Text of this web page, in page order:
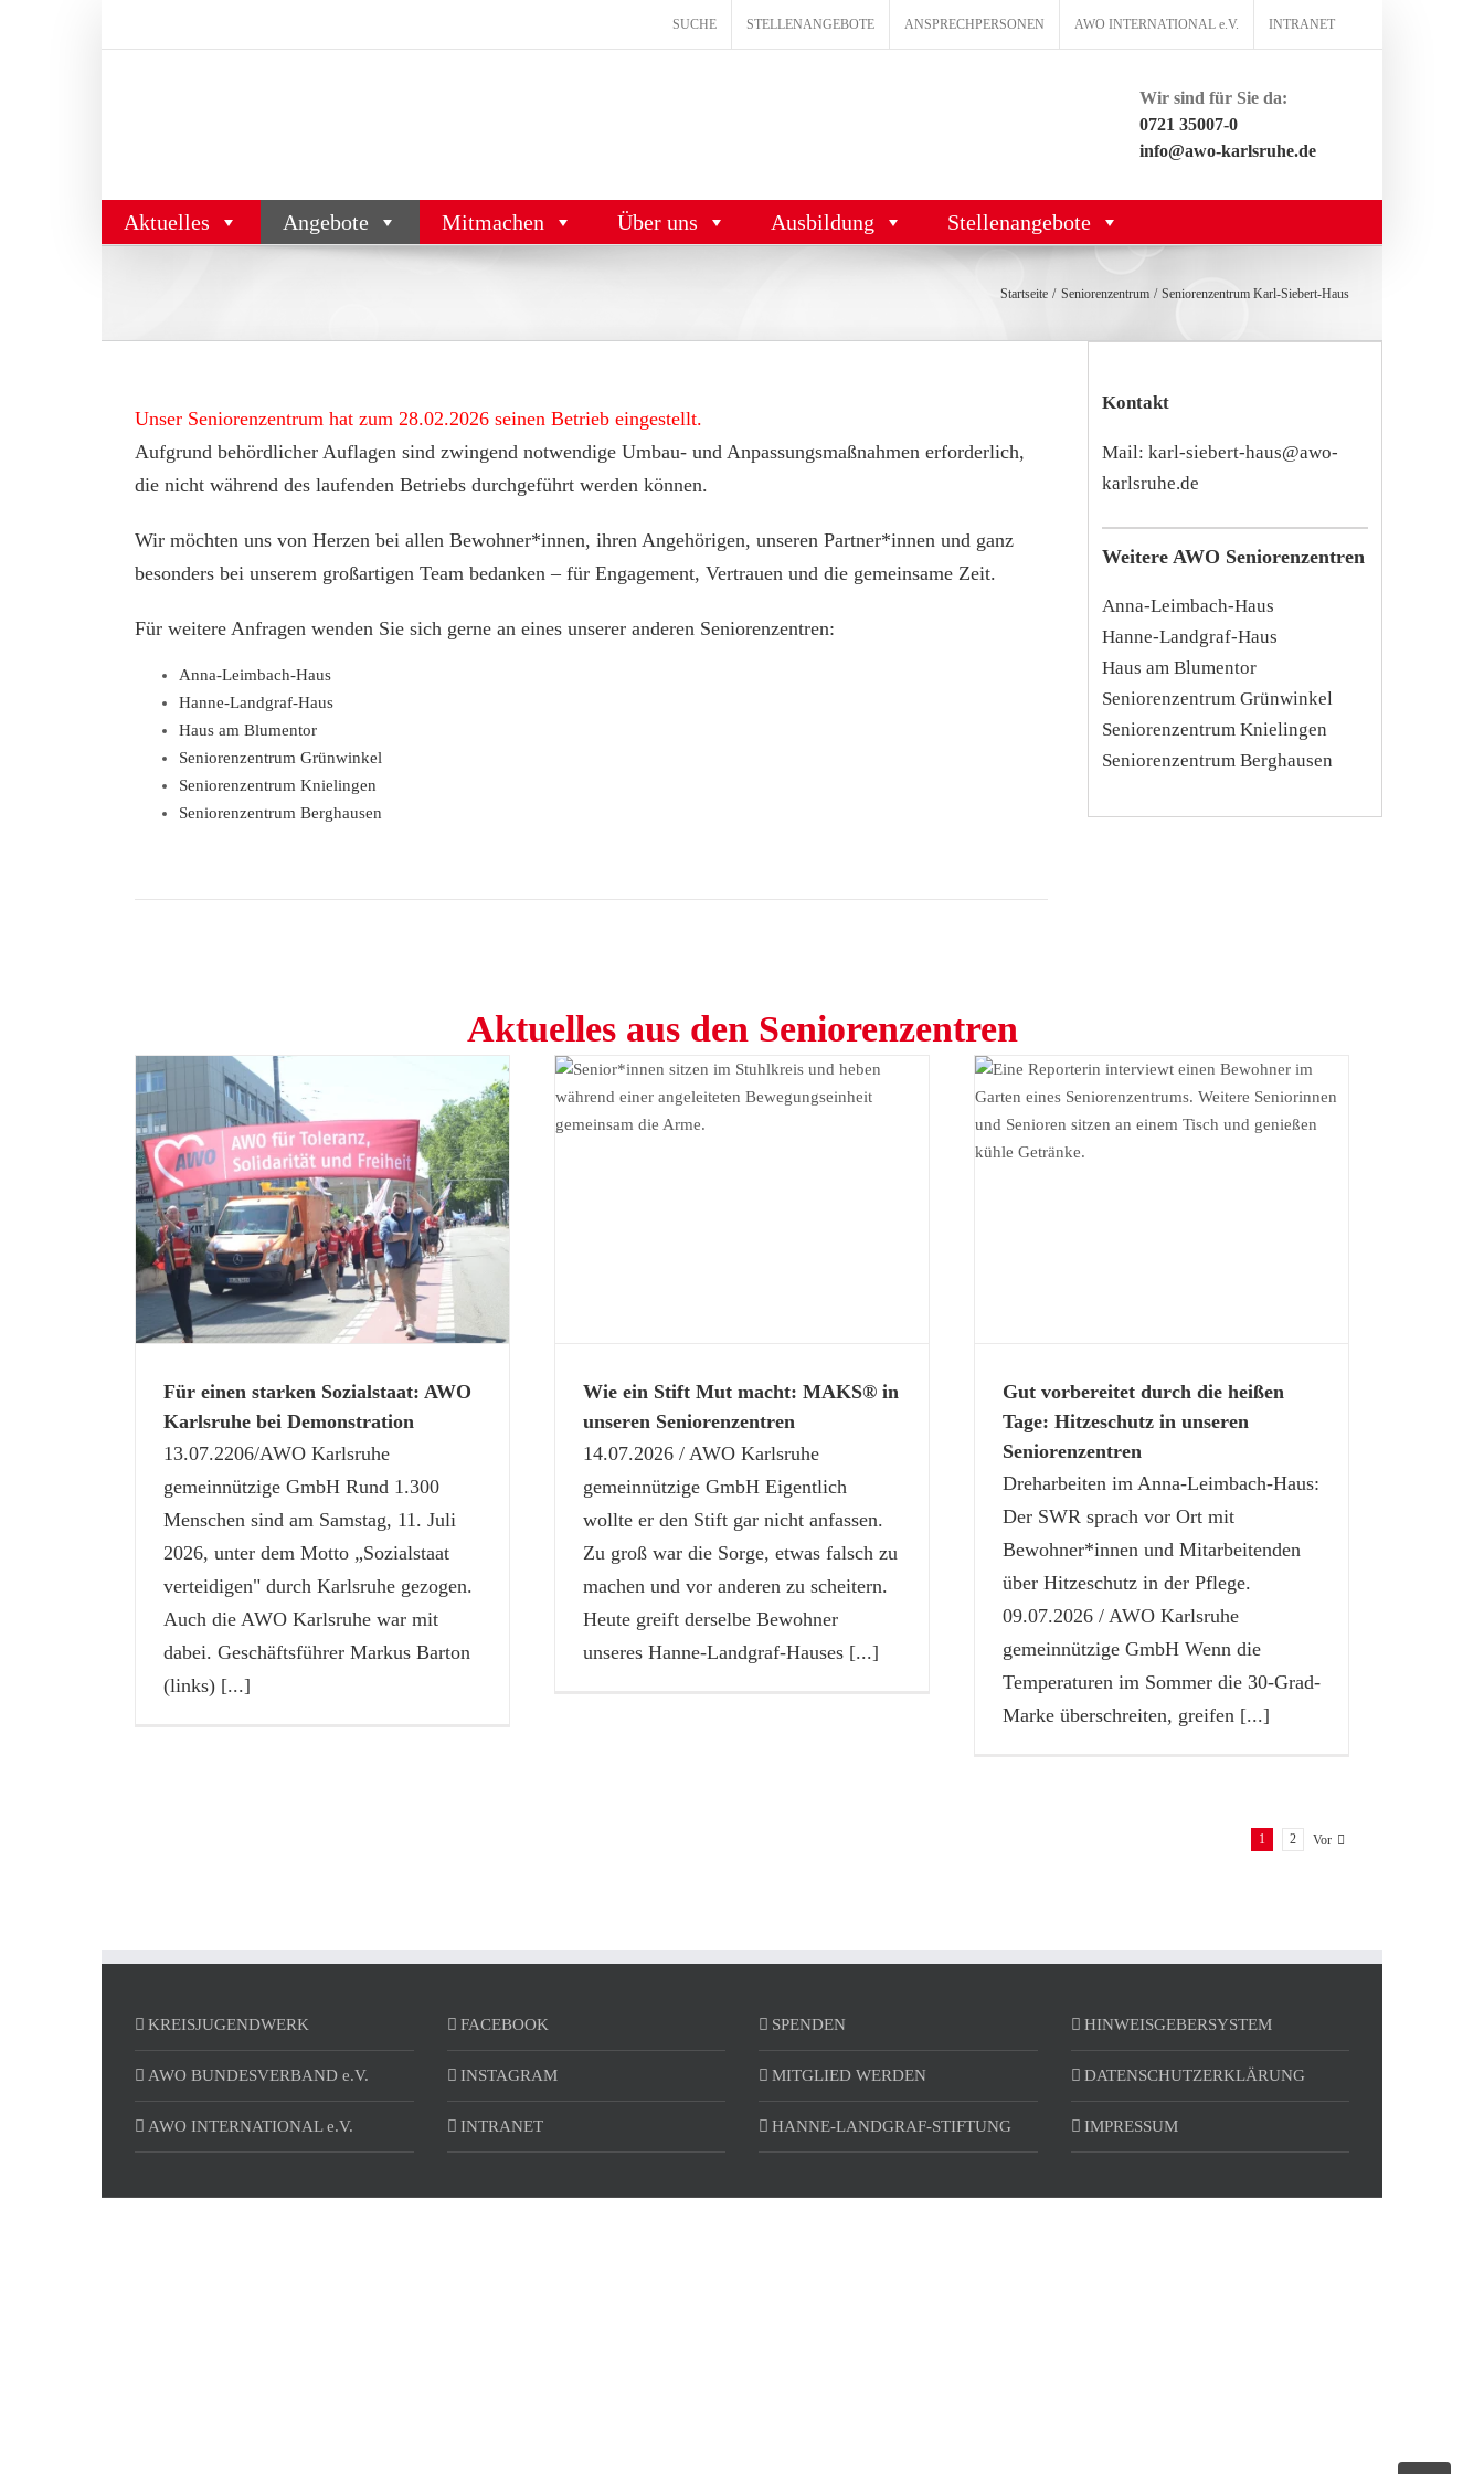
SUCHE STELLENANGEBOTE ANSPRECHPERSONEN AWO INTERNATIONAL e.V. INTRANET
Wir sind für Sie da:
0721 35007-0
info@awo-karlsruhe.de
Aktuelles Angebote Mitmachen Über uns Ausbildung Stellenangebote
Startseite Seniorenzentrum Seniorenzentrum Karl-Siebert-Haus
Unser Seniorenzentrum hat zum 28.02.2026 seinen Betrieb eingestellt.
Aufgrund behördlicher Auflagen sind zwingend notwendige Umbau- und Anpassungsmaßnahmen erforderlich,
die nicht während des laufenden Betriebs durchgeführt werden können.
Wir möchten uns von Herzen bei allen Bewohner*innen, ihren Angehörigen, unseren Partner*innen und ganz
besonders bei unserem großartigen Team bedanken – für Engagement, Vertrauen und die gemeinsame Zeit.
Für weitere Anfragen wenden Sie sich gerne an eines unserer anderen Seniorenzentren:
Anna-Leimbach-Haus
Hanne-Landgraf-Haus
Haus am Blumentor
Seniorenzentrum Grünwinkel
Seniorenzentrum Knielingen
Seniorenzentrum Berghausen
Aktuelles aus den Seniorenzentren
Für einen starken Sozialstaat: AWO
Karlsruhe bei Demonstration
13.07.2206/AWO Karlsruhe
gemeinnützige GmbH Rund 1.300
Menschen sind am Samstag, 11. Juli
2026, unter dem Motto „Sozialstaat
verteidigen" durch Karlsruhe gezogen.
Auch die AWO Karlsruhe war mit
dabei. Geschäftsführer Markus Barton
(links)[...]
Wie ein Stift Mut macht: MAKS® in unseren
Seniorenzentren
Aktuelles Gesundheit und Pflege
Wie ein Stift Mut macht: MAKS® in
unseren Seniorenzentren
14.07.2026 / AWO Karlsruhe
gemeinnützige GmbH Eigentlich
wollte er den Stift gar nicht anfassen.
Zu groß war die Sorge, etwas falsch zu
machen und vor anderen zu scheitern.
Heute greift derselbe Bewohner
unseres Hanne-Landgraf-Hauses[...]
Gut vorbereitet durch die heißen
Tage: Hitzeschutz in unseren
Seniorenzentren
Dreharbeiten im Anna-Leimbach-Haus:
Der SWR sprach vor Ort mit
Bewohner*innen und Mitarbeitenden
über Hitzeschutz in der Pflege.
09.07.2026 / AWO Karlsruhe
gemeinnützige GmbH Wenn die
Temperaturen im Sommer die 30-Grad-
Marke überschreiten, greifen [...]
1 2 Vor
Kontakt
Mail: karl-siebert-haus@awo-
karlsruhe.de
Weitere AWO Seniorenzentren
Anna-Leimbach-Haus
Hanne-Landgraf-Haus
Haus am Blumentor
Seniorenzentrum Grünwinkel
Seniorenzentrum Knielingen
Seniorenzentrum Berghausen
KREISJUGENDWERK
AWO BUNDESVERBAND e.V.
AWO INTERNATIONAL e.V.
FACEBOOK
INSTAGRAM
INTRANET
SPENDEN
MITGLIED WERDEN
HANNE-LANDGRAF-STIFTUNG
HINWEISGEBERSYSTEM
DATENSCHUTZERKLÄRUNG
IMPRESSUM